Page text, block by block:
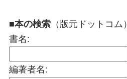
■本の検索 （版元ドットコム）
書名:
編著者名: